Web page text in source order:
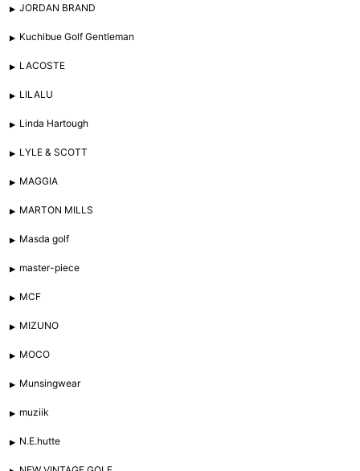
JORDAN BRAND
Kuchibue Golf Gentleman
LACOSTE
LILALU
Linda Hartough
LYLE & SCOTT
MAGGIA
MARTON MILLS
Masda golf
master-piece
MCF
MIZUNO
MOCO
Munsingwear
muziik
N.E.hutte